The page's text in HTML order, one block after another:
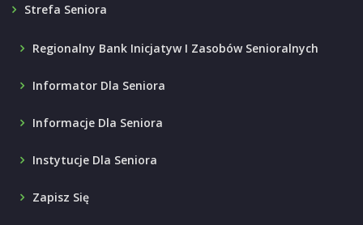
Strefa Seniora
Regionalny Bank Inicjatyw I Zasobów Senioralnych
Informator Dla Seniora
Informacje Dla Seniora
Instytucje Dla Seniora
Zapisz Się